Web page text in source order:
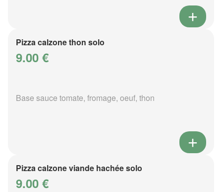
Pizza calzone thon solo
9.00 €
Base sauce tomate, fromage, oeuf, thon
Pizza calzone viande hachée solo
9.00 €